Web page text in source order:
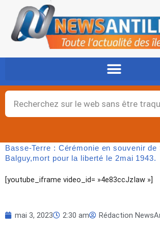
contenu
Rechercher
Basse-Terre : Cérémonie en souvenir de
Balguy,mort pour la liberté le 2mai 1943.
[youtube_iframe video_id= »4e83ccJzIaw »]
mai 3, 2023 2:30 am Rédaction